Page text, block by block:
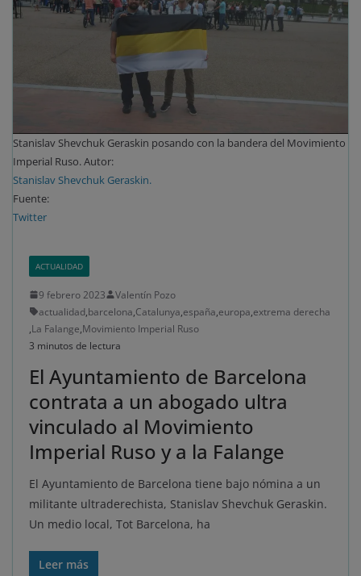
Stanislav Shevchuk Geraskin posando con la bandera del Movimiento
Imperial Ruso. Autor:
Stanislav Shevchuk Geraskin.
Fuente:
Twitter
ACTUALIDAD
9 febrero 2023
Valentín Pozo
actualidad,barcelona,Catalunya,españa,europa,extrema derecha
,La Falange,Movimiento Imperial Ruso
3 minutos de lectura
El Ayuntamiento de Barcelona
contrata a un abogado ultra
vinculado al Movimiento
Imperial Ruso y a la Falange
El Ayuntamiento de Barcelona tiene bajo nómina a un
militante ultraderechista, Stanislav Shevchuk Geraskin.
Un medio local, Tot Barcelona, ha
Leer más